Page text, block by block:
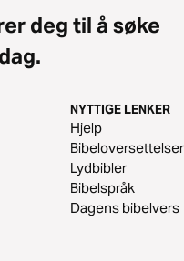
deg til å søke
NYTTIGE LENKER
Hjelp
Bibeloversettelser
Lydbibler
Bibelspråk
Dagens bibelvers